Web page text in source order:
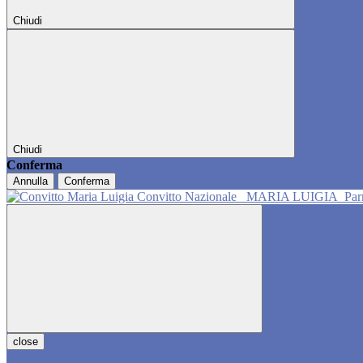
Chiudi
Chiudi
Conferma
Annulla Conferma
Convitto Nazionale MARIA LUIGIA
close